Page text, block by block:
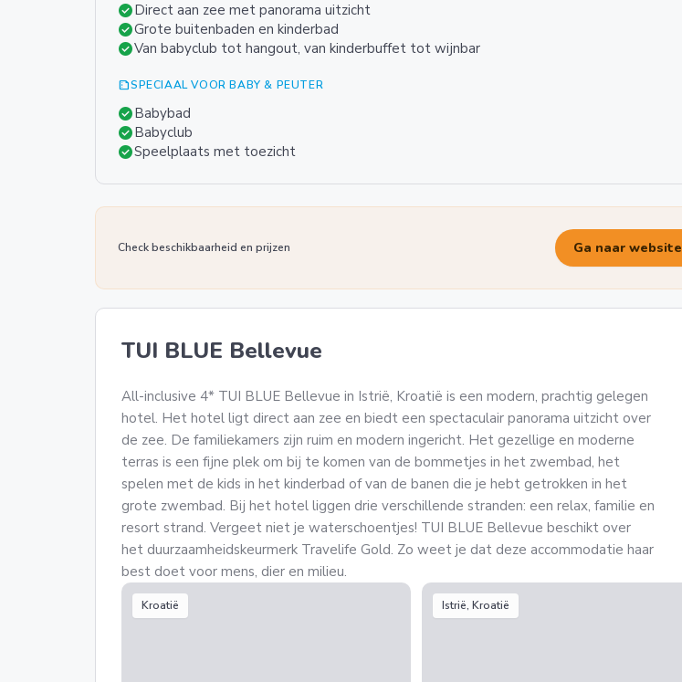
check_circleDirect aan zee met panorama uitzicht
check_circleGrote buitenbaden en kinderbad
check_circleVan babyclub tot hangout, van kinderbuffet tot wijnbar
summarizeSPECIAAL VOOR BABY & PEUTER
check_circleBabybad
check_circleBabyclub
check_circleSpeelplaats met toezicht
Check beschikbaarheid en prijzen Ga naar website
TUI BLUE Bellevue
All-inclusive 4* TUI BLUE Bellevue in Istrië, Kroatië is een modern, prachtig gelegen
hotel. Het hotel ligt direct aan zee en biedt een spectaculair panorama uitzicht over
de zee. De familiekamers zijn ruim en modern ingericht. Het gezellige en moderne
terras is een fijne plek om bij te komen van de bommetjes in het zwembad, het
spelen met de kids in het kinderbad of van de banen die je hebt getrokken in het
grote zwembad. Bij het hotel liggen drie verschillende stranden: een relax, familie en
resort strand. Vergeet niet je waterschoentjes! TUI BLUE Bellevue beschikt over
het duurzaamheidskeurmerk Travelife Gold. Zo weet je dat deze accommodatie haar
best doet voor mens, dier en milieu.
Kroatië Istrië, Kroatië